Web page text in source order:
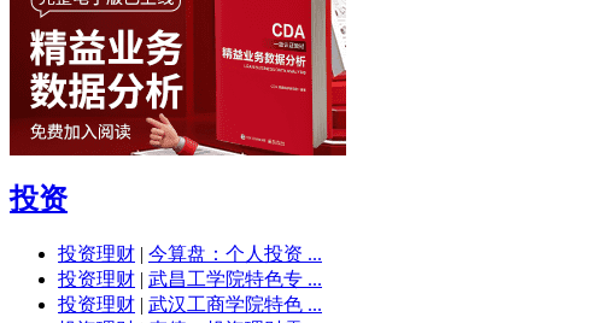
投资
投资理财 | 今算盘：个人投资 ...
投资理财 | 武昌工学院特色专 ...
投资理财 | 武汉工商学院特色 ...